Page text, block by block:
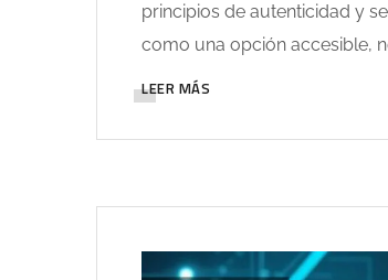
principios de autenticidad y
como una opción accesible,
LEER MÁS